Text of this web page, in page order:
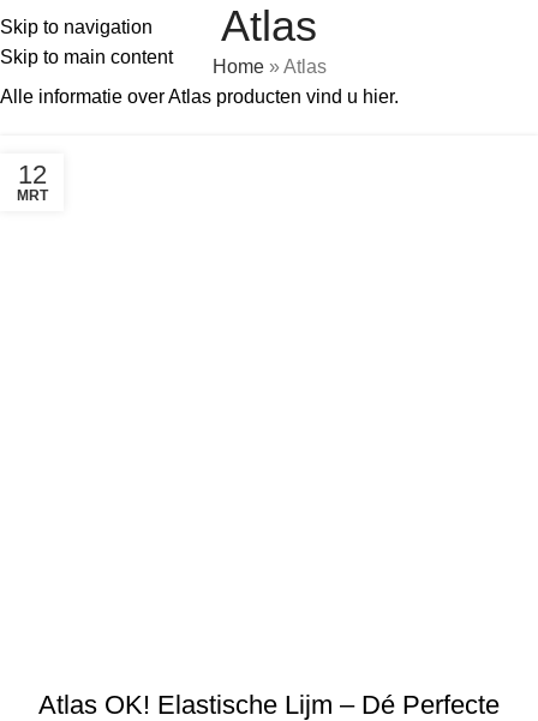
Skip to navigation
Skip to main content
Atlas
Home»Atlas
Alle informatie over Atlas producten vind u hier.
12
MRT
Atlas OK! Elastische Lijm – Dé Perfecte
Snelle levering van bouwmaterialen in België & Nederland